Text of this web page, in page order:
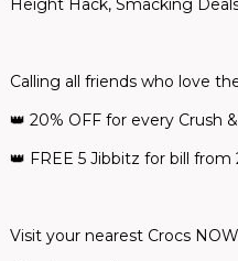
Height Hack, Smacking
Calling all friends who love
👑 20% OFF for every Crush
👑 FREE 5 Jibbitz for bill from
Visit your nearest Crocs